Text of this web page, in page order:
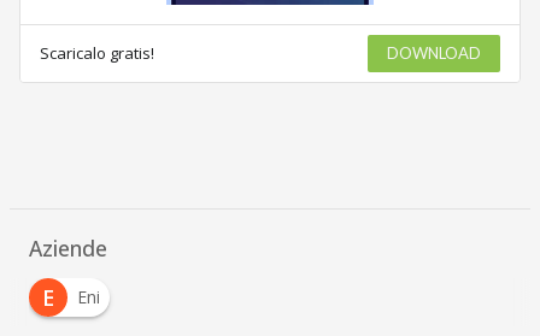
Scaricalo gratis! DOWNLOAD
Aziende
E
Eni